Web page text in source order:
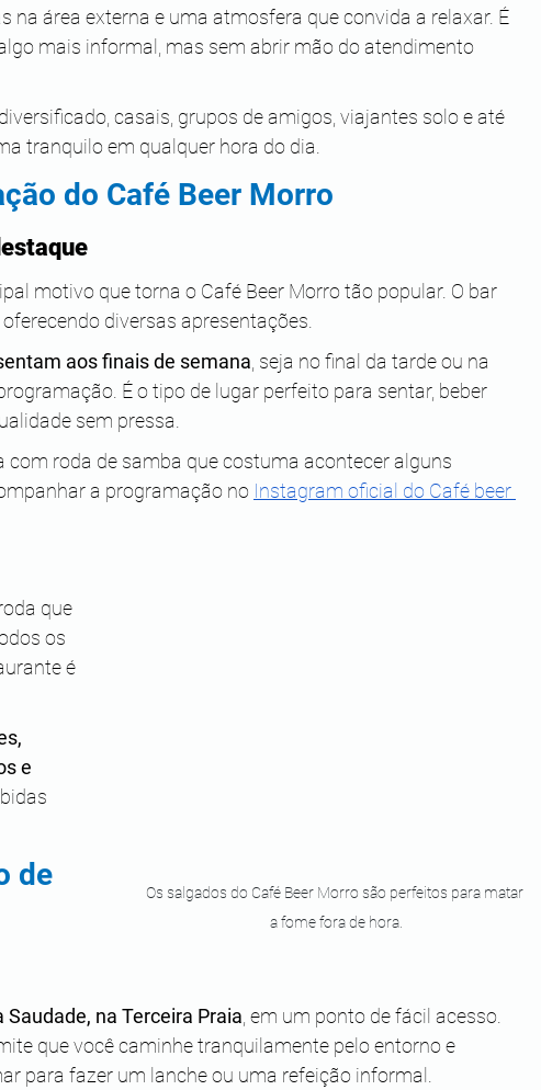
na área externa e uma atmosfera que convida a relaxar. É
mais informal, mas sem abrir mão do atendimento
casais, grupos de amigos, viajantes solo e até
tranquilo em qualquer hora do dia.
do Café Beer Morro
motivo que torna o Café Beer Morro tão popular. O bar
diversas apresentações.
aos finais de semana , seja no final da tarde ou na
É o tipo de lugar perfeito para sentar, beber
sem pressa.
com roda de samba que costuma acontecer alguns
a programação no Instagram oficial do Café beer
Os salgados do Café Beer Morro são perfeitos para matar
a fome fora de hora.
que
os
é
e
de
Saudade, na Terceira Praia , em um ponto de fácil acesso.
que você caminhe tranquilamente pelo entorno e
para fazer um lanche ou uma refeição informal.